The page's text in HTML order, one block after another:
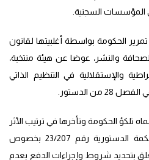
السجنية.
الحكومة بواسطة أغلبيتها لقانون
والنشر، عوضا عن هيئة منتخبة،
والإستقلالية في التنظيم الذاتي
الدستور.
تلكؤ الحكومة وتأخرها في ترتيب الأثر
القانوني والمسطري لقرار المحكمة الدستورية رقم 23/207 بخصوص
التنظيمي رقم 86.15 المتعلق بتحديد شروط وإجراءات الدفع بعدم